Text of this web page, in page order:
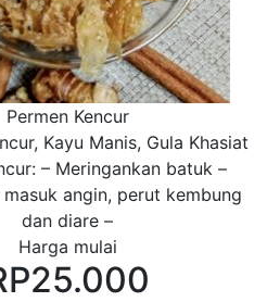
Permen Kencur
Kayu Manis, Gula Khasiat
– Meringankan batuk –
angin, perut kembung
dan diare –
Harga mulai
25.000